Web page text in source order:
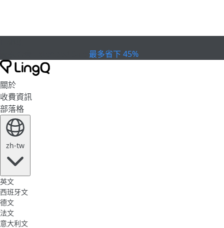
最多省下 45%
關於
收費資訊
部落格
zh-tw
英文
西班牙文
德文
法文
意大利文